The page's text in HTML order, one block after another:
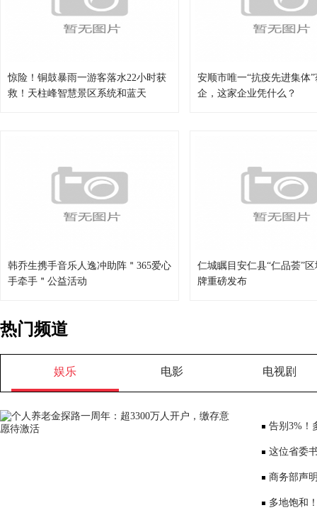
惊险！铜鼓暴雨一游客落水22小时获
救！天柱峰智慧景区系统和蓝天
安顺市唯一“抗疫先进集体
企，这家企业凭什么？
韩乔生携手音乐人逸冲助阵＂365爱心
手牵手＂公益活动
仁城瞩目安仁县“仁品荟”
牌重磅发布
热门频道
娱乐 电影 电视剧
告别3%！
少3000元利
这位省委
部、10位女
商务部声
大会”
多地饱和